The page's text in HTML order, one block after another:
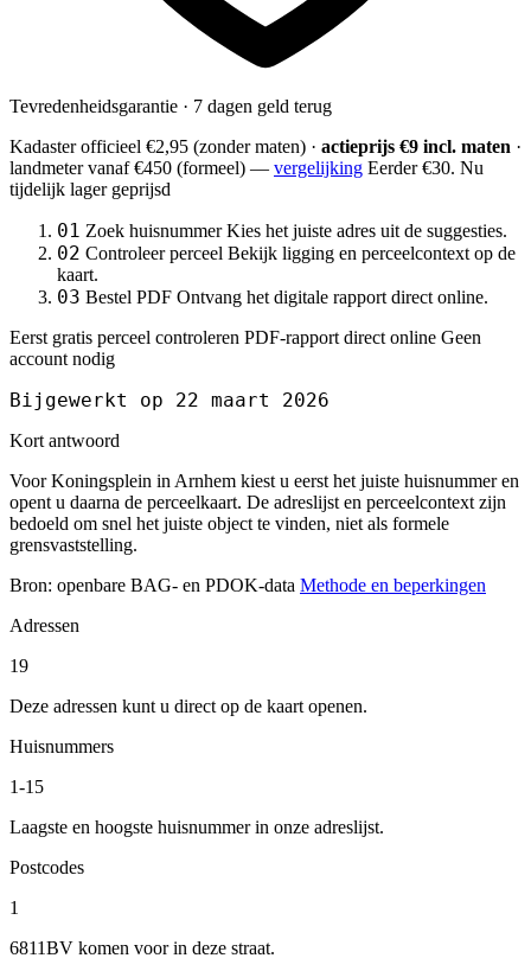
Tevredenheidsgarantie · 7 dagen geld terug
Kadaster officieel €2,95 (zonder maten) · actieprijs €9 incl. maten ·
landmetervanaf €450 (formeel) — vergelijking Eerder €30. Nu
tijdelijk lager geprijsd
01 Zoek huisnummer Kies het juiste adres uit de suggesties.
02 Controleer perceel Bekijk ligging en perceelcontext op de
kaart.
03 Bestel PDF Ontvang het digitale rapport direct online.
Eerst gratis perceel controleren PDF-rapport direct online Geen
account nodig
Bijgewerkt op 22 maart 2026
Kort antwoord
Voor Koningsplein in Arnhem kiest u eerst het juiste huisnummer en
opent u daarna de perceelkaart. De adreslijst en perceelcontext zijn
bedoeld om snel het juiste object te vinden, niet als formele
grensvaststelling.
Bron: openbare BAG- en PDOK-data Methode en beperkingen
Adressen
19
Deze adressen kunt u direct op de kaart openen.
Huisnummers
1-15
Laagste en hoogste huisnummer in onze adreslijst.
Postcodes
1
6811BV komen voor in deze straat.